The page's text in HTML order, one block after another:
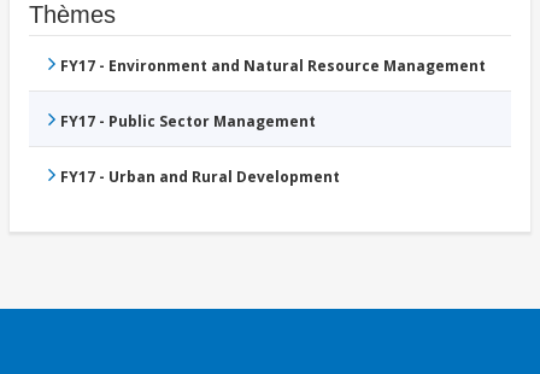
Thèmes
FY17 - Environment and Natural Resource Management
FY17 - Public Sector Management
FY17 - Urban and Rural Development